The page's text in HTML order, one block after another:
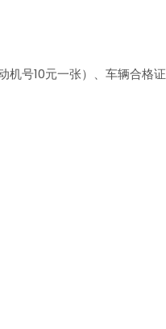
号10元一张）、车辆合格